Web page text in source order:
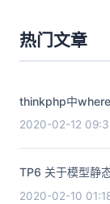
热门文章
thinkphp中
2020-02-12
TP6 关于模型静
2020-02-10